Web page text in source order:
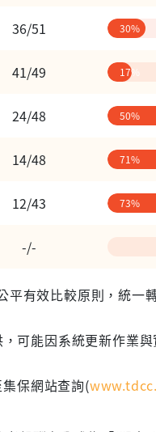
36/51 30%
41/49 17%
24/48 50%
14/48 71%
12/43 73%
-/-
有效比較原則，統一
可能因系統更新作業
保網站查詢(